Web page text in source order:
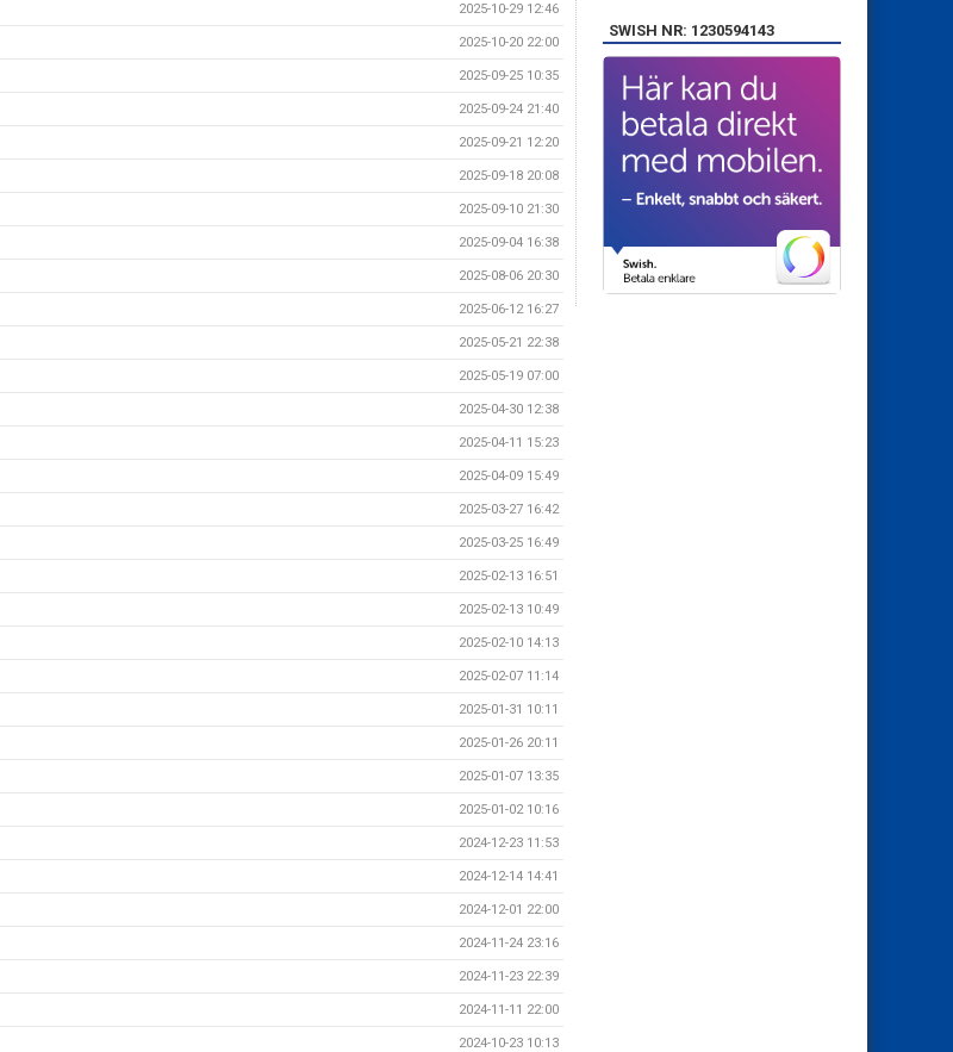
2025-10-29 12:46
2025-10-20 22:00
2025-09-25 10:35
2025-09-24 21:40
2025-09-21 12:20
2025-09-18 20:08
2025-09-10 21:30
2025-09-04 16:38
2025-08-06 20:30
2025-06-12 16:27
2025-05-21 22:38
2025-05-19 07:00
2025-04-30 12:38
2025-04-11 15:23
2025-04-09 15:49
2025-03-27 16:42
2025-03-25 16:49
2025-02-13 16:51
2025-02-13 10:49
2025-02-10 14:13
2025-02-07 11:14
2025-01-31 10:11
2025-01-26 20:11
2025-01-07 13:35
2025-01-02 10:16
2024-12-23 11:53
2024-12-14 14:41
2024-12-01 22:00
2024-11-24 23:16
2024-11-23 22:39
2024-11-11 22:00
2024-10-23 10:13
SWISH NR: 1230594143